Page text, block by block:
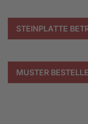
STEINPLATTE
MUSTER